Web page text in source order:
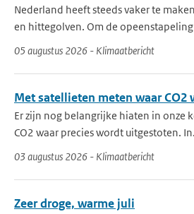
Nederland heeft steeds vaker te
en hittegolven. Om de opeenstapeling
05 augustus 2026 - Klimaatbericht
Met satellieten meten waar
Er zijn nog belangrijke hiaten in onze
CO2 waar precies wordt uitgestoten.
03 augustus 2026 - Klimaatbericht
Zeer droge, warme juli